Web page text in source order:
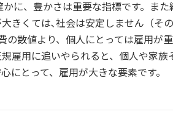
に、豊かさは重要な指標です。ま
きくては､社会は安定しません（そ
数値より、個人にとっては雇用が
雇用に追いやられると、個人や家族
にとって、雇用が大きな要素です。